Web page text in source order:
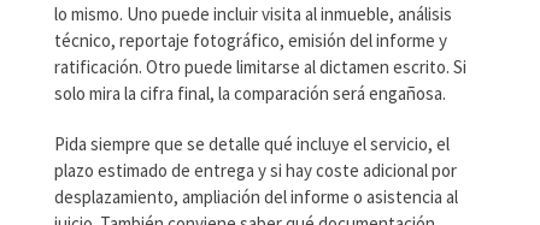
lo mismo. Uno puede incluir visita al inmueble, análisis
técnico, reportaje fotográfico, emisión del informe y
ratificación. Otro puede limitarse al dictamen escrito. Si
solo mira la cifra final, la comparación será engañosa.
Pida siempre que se detalle qué incluye el servicio, el
plazo estimado de entrega y si hay coste adicional por
desplazamiento, ampliación del informe o asistencia al